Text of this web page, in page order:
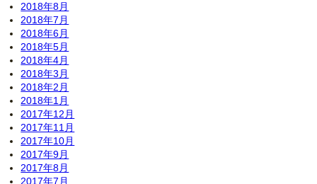
2018年8月
2018年7月
2018年6月
2018年5月
2018年4月
2018年3月
2018年2月
2018年1月
2017年12月
2017年11月
2017年10月
2017年9月
2017年8月
2017年7月